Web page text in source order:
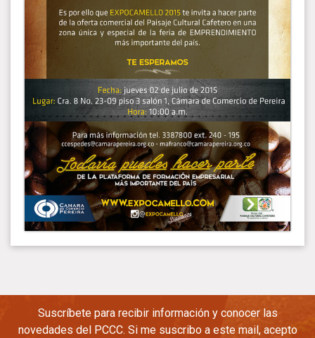
Suscríbete para recibir información y conocer las
novedades del PCCC. Si me suscribo a este mail, acepto